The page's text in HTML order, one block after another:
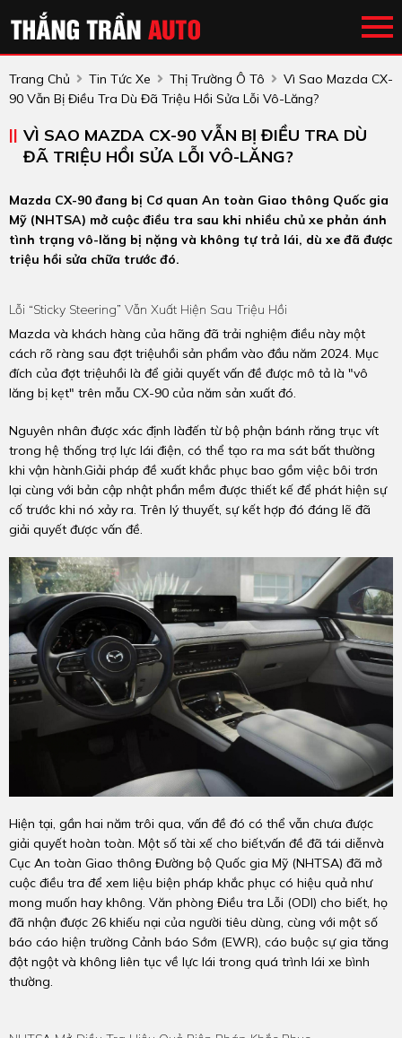
Trang Chủ Tin Tức Xe Thị Trường Ô Tô
Vì Sao Mazda CX-
90 Vẫn Bị Điều Tra Dù Đã Triệu Hồi Sửa Lỗi Vô-Lăng?
VÌ SAO MAZDA CX-90 VẪN BỊ ĐIỀU TRA DÙ
ĐÃ TRIỆU HỒI SỬA LỖI VÔ-LĂNG?
Mazda CX-90 đang bị Cơ quan An toàn Giao thông Quốc gia
Mỹ (NHTSA) mở cuộc điều tra sau khi nhiều chủ xe phản ánh
tình trạng vô-lăng bị nặng và không tự trả lái, dù xe đã được
triệu hồi sửa chữa trước đó.
Lỗi “sticky Steering” Vẫn Xuất Hiện Sau Triệu Hồi
Mazda và khách hàng của hãng đã trải nghiệm điều này một
cách rõ ràng sau đợt triệuhồi sản phẩm vào đầu năm 2024. Mục
đích của đợt triệuhồi là để giải quyết vấn đề được mô tả là "vô
lăng bị kẹt" trên mẫu CX-90 của năm sản xuất đó.
Nguyên nhân được xác định làđến từ bộ phận bánh răng trục vít
trong hệ thống trợ lực lái điện, có thể tạo ra ma sát bất thường
khi vận hành.Giải pháp đề xuất khắc phục bao gồm việc bôi trơn
lại cùng với bản cập nhật phần mềm được thiết kế để phát hiện sự
cố trước khi nó xảy ra. Trên lý thuyết, sự kết hợp đó đáng lẽ đã
giải quyết được vấn đề.
Hiện tại, gần hai năm trôi qua, vấn đề đó có thể vẫn chưa được
giải quyết hoàn toàn. Một số tài xế cho biết,vấn đề đã tái diễnvà
Cục An toàn Giao thông Đường bộ Quốc gia Mỹ (NHTSA) đã mở
cuộc điều tra để xem liệu biện pháp khắc phục có hiệu quả như
mong muốn hay không. Văn phòng Điều tra Lỗi (ODI) cho biết, họ
đã nhận được 26 khiếu nại của người tiêu dùng, cùng với một số
báo cáo hiện trường Cảnh báo Sớm (EWR), cáo buộc sự gia tăng
đột ngột và không liên tục về lực lái trong quá trình lái xe bình
thường.